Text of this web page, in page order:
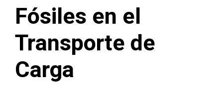
Fósiles en el
Transporte de
Carga